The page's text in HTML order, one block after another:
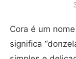
Cora é um
significa